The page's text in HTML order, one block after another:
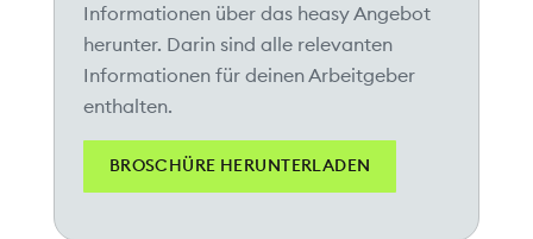
Informationen über das heasy Angebot
herunter. Darin sind alle relevanten
Informationen für deinen Arbeitgeber
enthalten.
BROSCHÜRE HERUNTERLADEN